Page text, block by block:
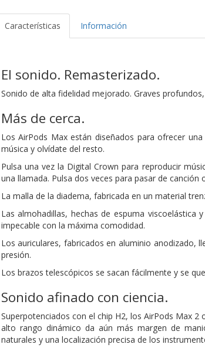
Características Información
El sonido. Remasterizado.
Sonido de alta fidelidad mejorado. Graves
Más de cerca.
Los AirPods Max están diseñados para ofrecer
música y olvídate del resto.
Pulsa una vez la Digital Crown para reproducir
una llamada. Pulsa dos veces para pasar de
La malla de la diadema, fabricada en un material
Las almohadillas, hechas de espuma
impecable con la máxima comodidad.
Los auriculares, fabricados en aluminio anodizado,
presión.
Los brazos telescópicos se sacan fácilmente y se
Sonido afinado con ciencia.
Superpotenciados con el chip H2, los AirPods Max
alto rango dinámico da aún más margen de
naturales y una localización precisa de los